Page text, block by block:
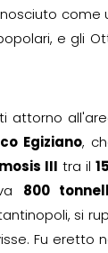
come
e gli
attorno
Egiziano,
III tra il
800
si
Fu eretto